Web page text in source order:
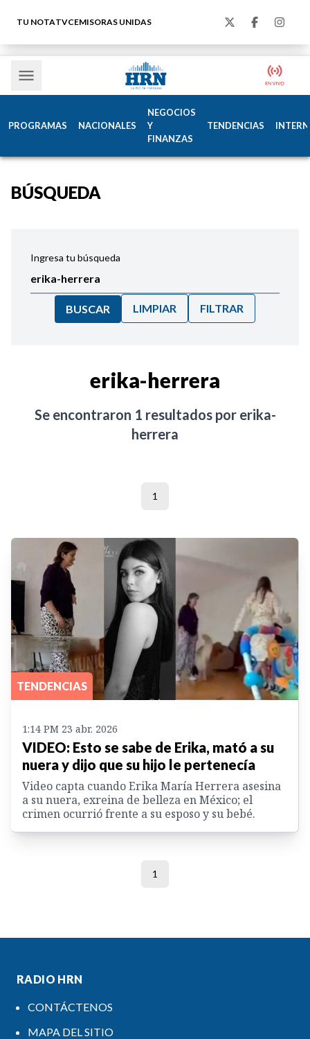
TU NOTATVCEMISORAS UNIDAS
PROGRAMAS NACIONALES
NEGOCIOS
Y
FINANZAS
TENDENCIAS
BÚSQUEDA
Ingresa tu búsqueda
BUSCAR LIMPIAR FILTRAR
erika-herrera
Se encontraron 1 resultados por erika-
herrera
1
TENDENCIAS
1:14 PM 23 abr. 2026
VIDEO: Esto se sabe de Erika, mató a su
nuera y dijo que su hijo le pertenecía
Video capta cuando Erika María Herrera asesina
a su nuera, exreina de belleza en México; el
crimen ocurrió frente a su esposo y su bebé.
1
RADIO HRN
CONTÁCTENOS
MAPA DEL SITIO